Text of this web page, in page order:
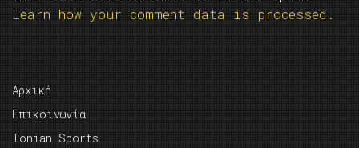
Learn how your comment data is processed.
Αρχική
Επικοινωνία
Ionian Sports